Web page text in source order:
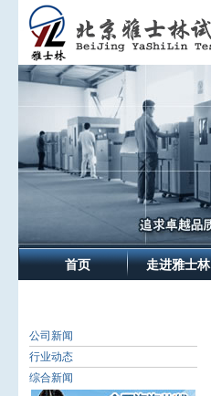
首页 走进雅士林
公司新闻
行业动态
综合新闻